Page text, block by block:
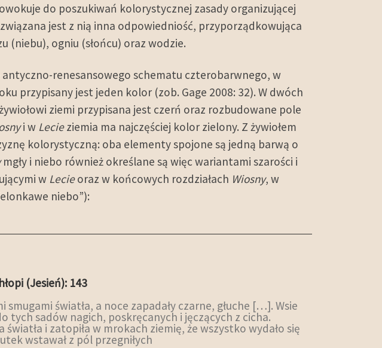
do poszukiwań kolorystycznej zasady organizującej
jest z nią inna odpowiedniość, przyporządkowująca
(niebu), ogniu (słońcu) oraz wodzie.
renesansowego schematu czterobarwnego, w
przypisany jest jeden kolor (zob. Gage 2008: 32). W dwóch
ziemi przypisana jest czerń oraz rozbudowane pole
i w Lecieziemia ma najczęściej kolor zielony. Z żywiołem
kolorystyczną: oba elementy spojone są jedną barwą o
mgły i niebo również określane są więc wariantami szarości i
w Lecieoraz w końcowych rozdziałach Wiosny, w
niebo”):
(Jesień): 143
światła, a noce zapadały czarne, głuche […]. Wsie
tych sadów nagich, poskręcanych i jęczących z cicha.
światła i zatopiła w mrokach ziemię, że wszystko wydało się
wstawał z pól przegniłych